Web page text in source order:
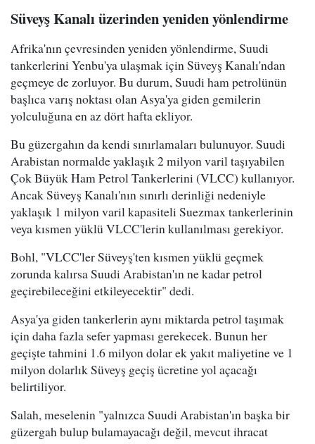
Süveyş Kanalı üzerinden yeniden yönlendirme
Afrika'nın çevresinden yeniden yönlendirme, Suudi
tankerlerini Yenbu'ya ulaşmak için Süveyş Kanalı'ndan
geçmeye de zorluyor. Bu durum, Suudi ham petrolünün
başlıca varış noktası olan Asya'ya giden gemilerin
yolculuğuna en az dört hafta ekliyor.
Bu güzergahın da kendi sınırlamaları bulunuyor. Suudi
Arabistan normalde yaklaşık 2 milyon varil taşıyabilen
Çok Büyük Ham Petrol Tankerlerini (VLCC) kullanıyor.
Ancak Süveyş Kanalı'nın sınırlı derinliği nedeniyle
yaklaşık 1 milyon varil kapasiteli Suezmax tankerlerinin
veya kısmen yüklü VLCC'lerin kullanılması gerekiyor.
Bohl, "VLCC'ler Süveyş'ten kısmen yüklü geçmek
zorunda kalırsa Suudi Arabistan'ın ne kadar petrol
geçirebileceğini etkileyecektir" dedi.
Asya'ya giden tankerlerin aynı miktarda petrol taşımak
için daha fazla sefer yapması gerekecek. Bunun her
geçişte tahmini 1.6 milyon dolar ek yakıt maliyetine ve 1
milyon dolarlık Süveyş geçiş ücretine yol açacağı
belirtiliyor.
Salah, meselenin "yalnızca Suudi Arabistan'ın başka bir
güzergah bulup bulamayacağı değil, mevcut ihracat